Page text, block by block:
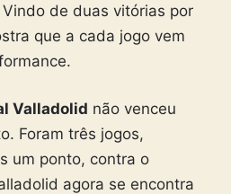
de duas vitórias por
que a cada jogo vem
Valladolid não venceu
Foram três jogos,
um ponto, contra o
agora se encontra